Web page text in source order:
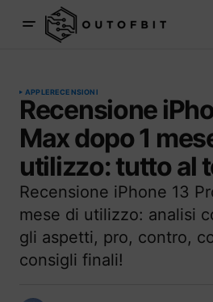
APPLERECENSIONI
Recensione
Max dopo 1
utilizzo: tutto al
Recensione iPhone 13
mese di utilizzo: analisi
gli aspetti, pro, contro,
consigli finali!